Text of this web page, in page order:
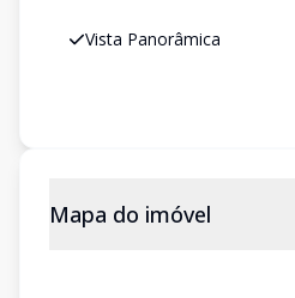
Vista Panorâmica
Mapa do imóvel